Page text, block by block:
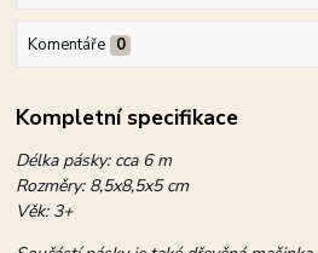
Komentáře 0
Kompletní specifikace
Délka pásky: cca 6 m
Rozměry: 8,5x8,5x5 cm
Věk: 3+